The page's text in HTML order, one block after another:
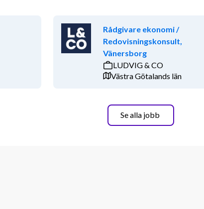
Rådgivare ekonomi /
Redovisningskonsult,
Vänersborg
LUDVIG & CO
Västra Götalands län
Se alla jobb